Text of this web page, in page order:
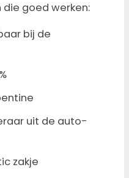
goed werken:
bij de
uit de auto-
zakje